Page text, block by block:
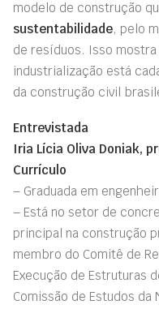
modelo de construção
sustentabilidade, pelo
de resíduos. Isso
industrialização está
da construção civil
Entrevistada
Iria Lícia Oliva Doniak,
Currículo
– Graduada em
– Está no setor de
principal na construção
membro do Comitê de
Execução de Estruturas
Comissão de Estudos da